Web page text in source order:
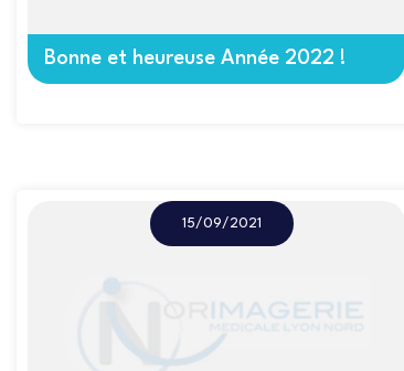
Bonne et heureuse Année 2022 !
15/09/2021